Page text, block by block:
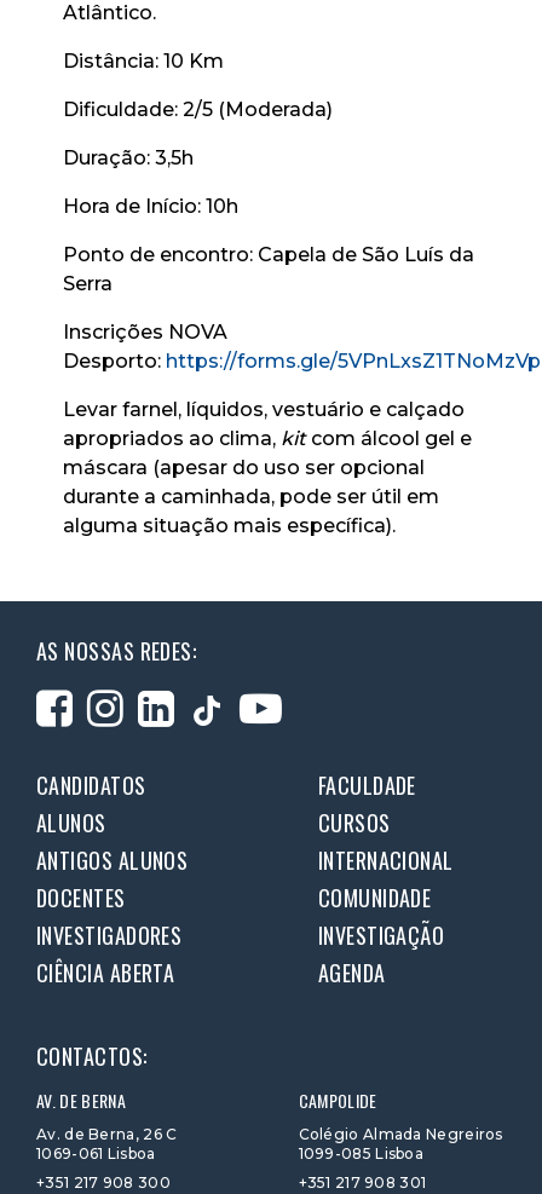
Atlântico.
Distância: 10 Km
Dificuldade: 2/5 (Moderada)
Duração: 3,5h
Hora de Início: 10h
Ponto de encontro: Capela de São Luís da
Serra
Inscrições NOVA
Desporto: https://forms.gle/
Levar farnel, líquidos, vestuário e calçado
apropriados ao clima, kitcom álcool gel e
máscara (apesar do uso ser opcional
durante a caminhada, pode ser útil em
alguma situação mais específica).
AS NOSSAS REDES:
CANDIDATOS
FACULDADE
ALUNOS
CURSOS
ANTIGOS ALUNOS
INTERNACIONAL
DOCENTES
COMUNIDADE
INVESTIGADORES
INVESTIGAÇÃO
CIÊNCIA ABERTA
AGENDA
CONTACTOS:
AV. DE BERNA
Av. de Berna, 26 C
1069-061 Lisboa
+351 217 908 300
CAMPOLIDE
Colégio Almada Negreiros
1099-085 Lisboa
+351 217 908 301